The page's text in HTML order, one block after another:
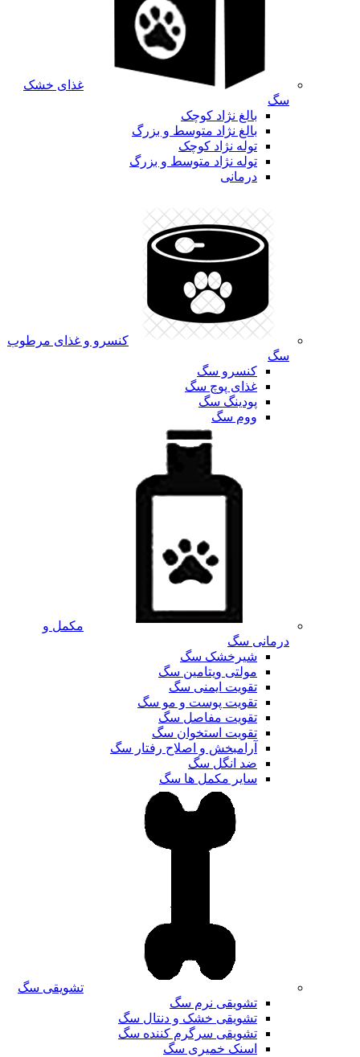
غذای خشک
سگ
بالغ نژاد کوچک
بالغ نژاد متوسط و بزرگ
توله نژاد کوچک
توله نژاد متوسط و بزرگ
درمانی
کنسرو و غذای مرطوب
سگ
کنسرو سگ
غذای پوچ سگ
پودینگ سگ
ووم سگ
مکمل و
درمانی سگ
شیرخشک سگ
مولتی ویتامین سگ
تقویت ایمنی سگ
تقویت پوست و مو سگ
تقویت مفاصل سگ
تقویت استخوان سگ
آرامبخش و اصلاح رفتار سگ
ضد انگل سگ
سایر مکمل ها سگ
تشویقی سگ
تشویقی نرم سگ
تشویقی خشک و دنتال سگ
تشویقی سرگرم کننده سگ
اسنک خمیری سگ